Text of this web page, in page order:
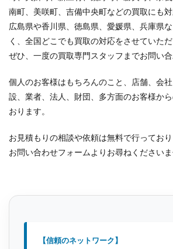
南町、美咲町、吉備中央町などの買取にも対
広島県や香川県、徳島県、愛媛県、兵庫県
く、全国どこでも買取の対応をさせていただ
ぜひ、一度の買取専門スタッフまでお問い合
個人のお客様はもちろんのこと、店舗、会
設、業者、法人、財団、多方面のお客様か
おります。
お見積もりの相談や依頼は無料で行ってお
お問い合わせフォームよりお尋ねくださいま
【信頼のネットワーク】